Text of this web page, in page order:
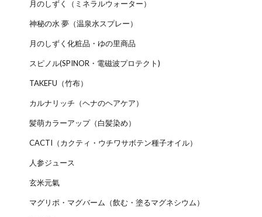
月のしずく（ミネラルウォーター）
神秘の水 夢（温泉水スプレー）
月のしずく化粧品・ゆの里商品
スピノル(SPINOR・電磁波プロテクト)
TAKEFU（竹布）
カルナリッチ（ヘナのヘアケア）
髪萌カラーアップ（白髪染め）
CACTI（カクティ・ウチワサボテン種子オイル）
人参ジュース
玄米元氣
マグリポ・マグバーム（飲む・塗るマグネシウム）